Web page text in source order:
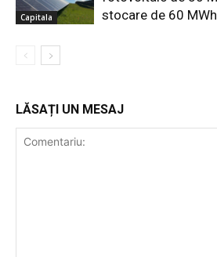
Capitala
stocare de 60 MWh
LĂSAȚI UN MESAJ